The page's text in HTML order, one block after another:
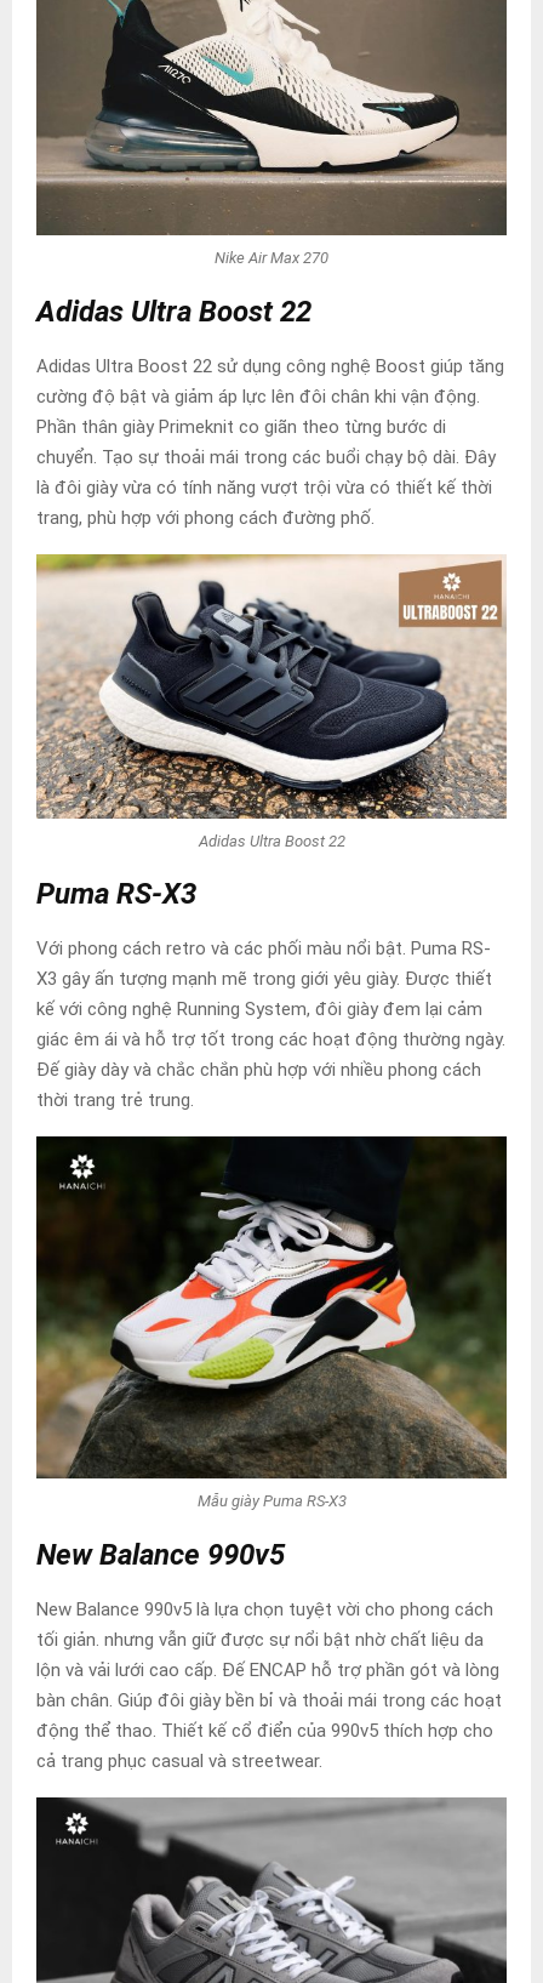
Nike Air Max 270
Adidas Ultra Boost 22
Adidas Ultra Boost 22 sử dụng công nghệ Boost giúp tăng
cường độ bật và giảm áp lực lên đôi chân khi vận động.
Phần thân giày Primeknit co giãn theo từng bước di
chuyển. Tạo sự thoải mái trong các buổi chạy bộ dài. Đây
là đôi giày vừa có tính năng vượt trội vừa có thiết kế thời
trang, phù hợp với phong cách đường phố.
Adidas Ultra Boost 22
Puma RS-X3
Với phong cách retro và các phối màu nổi bật. Puma RS-
X3 gây ấn tượng mạnh mẽ trong giới yêu giày. Được thiết
kế với công nghệ Running System, đôi giày đem lại cảm
giác êm ái và hỗ trợ tốt trong các hoạt động thường ngày.
Đế giày dày và chắc chắn phù hợp với nhiều phong cách
thời trang trẻ trung.
Mẫu giày Puma RS-X3
New Balance 990v5
New Balance 990v5 là lựa chọn tuyệt vời cho phong cách
tối giản. nhưng vẫn giữ được sự nổi bật nhờ chất liệu da
lộn và vải lưới cao cấp. Đế ENCAP hỗ trợ phần gót và lòng
bàn chân. Giúp đôi giày bền bỉ và thoải mái trong các hoạt
động thể thao. Thiết kế cổ điển của 990v5 thích hợp cho
cả trang phục casual và streetwear.